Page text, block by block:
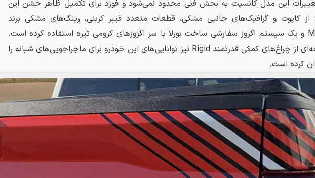
تغییرات این مدل کانسپت به بخش فنی محدود نمی‌شود و فورد برای تکمیل ظاهر خشن این
از کاپوت و گرافیک‌های جانبی مشکی، قطعات متعدد فیبر کربنی، رینگ‌های مشکی برند
Method و یک سیستم اگزوز سفارشی ساخت بورلا با سر اگزوزهای کرومی تیره استفاده کرده است.
مجموعه‌ای از چراغ‌های کمکی قدرتمند Rigid نیز توانایی‌های این خودرو برای ماجراجویی‌های شبانه را
کرده است.